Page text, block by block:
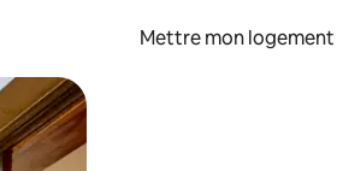
Mettre mon